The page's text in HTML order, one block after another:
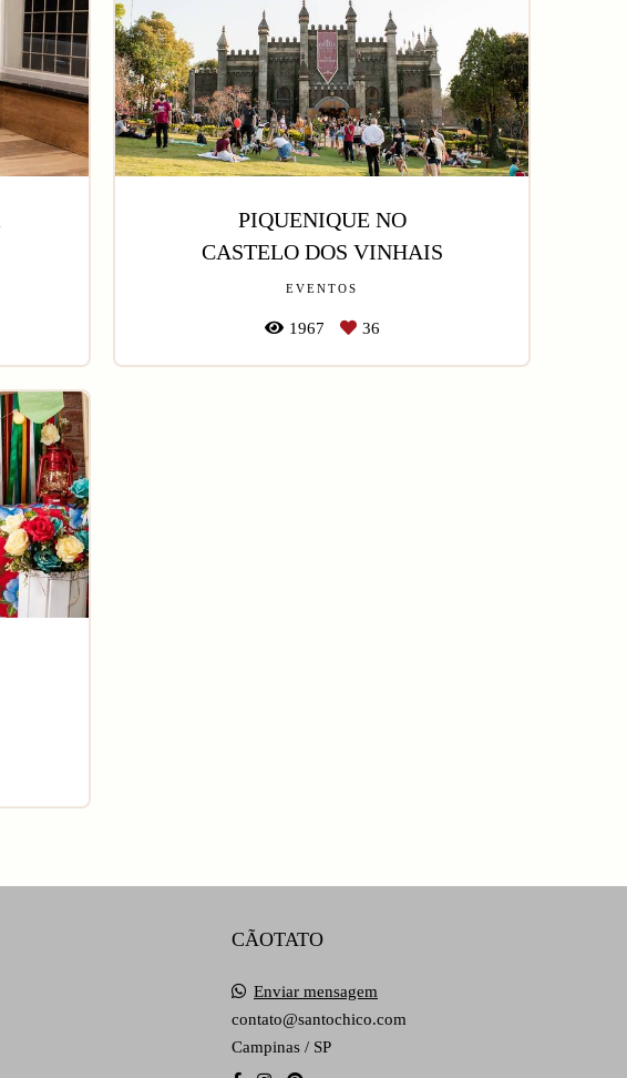
PIQUENIQUE NO
CASTELO DOS VINHAIS
EVENTOS
1967 36
CÃOTATO
Enviar mensagem
contato@santochico.com
Campinas / SP